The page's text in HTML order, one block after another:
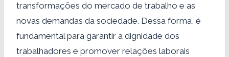
transformações do mercado de trabalho e as
novas demandas da sociedade. Dessa forma, é
fundamental para garantir a dignidade dos
trabalhadores e promover relações laborais